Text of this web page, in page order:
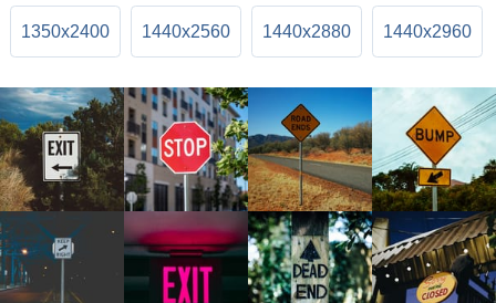
1350x2400 1440x2560 1440x2880 1440x2960